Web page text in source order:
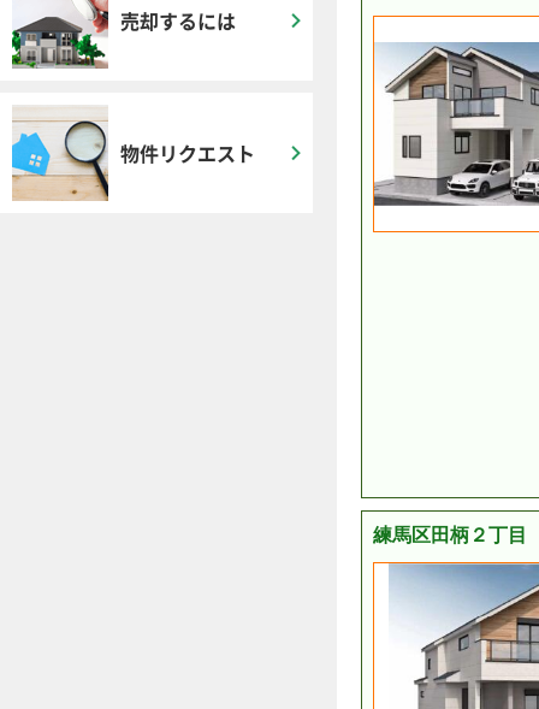
練馬区田柄２丁目
売却するには
物件リクエスト